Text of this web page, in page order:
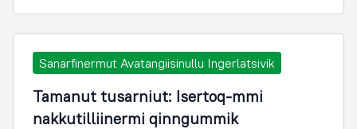
Sanarfinermut Avatangiisinullu Ingerlatsivik
Tamanut tusarniut: Isertoq-mmi
nakkutilliinermi qinngummik